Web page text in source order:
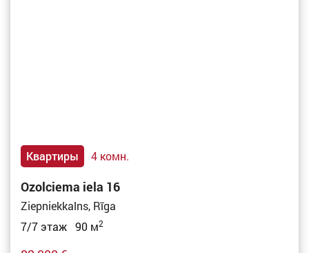
Квартиры 4 комн.
Ozolciema iela 16
Ziepniekkalns, Rīga
7/7 этаж 90 м2